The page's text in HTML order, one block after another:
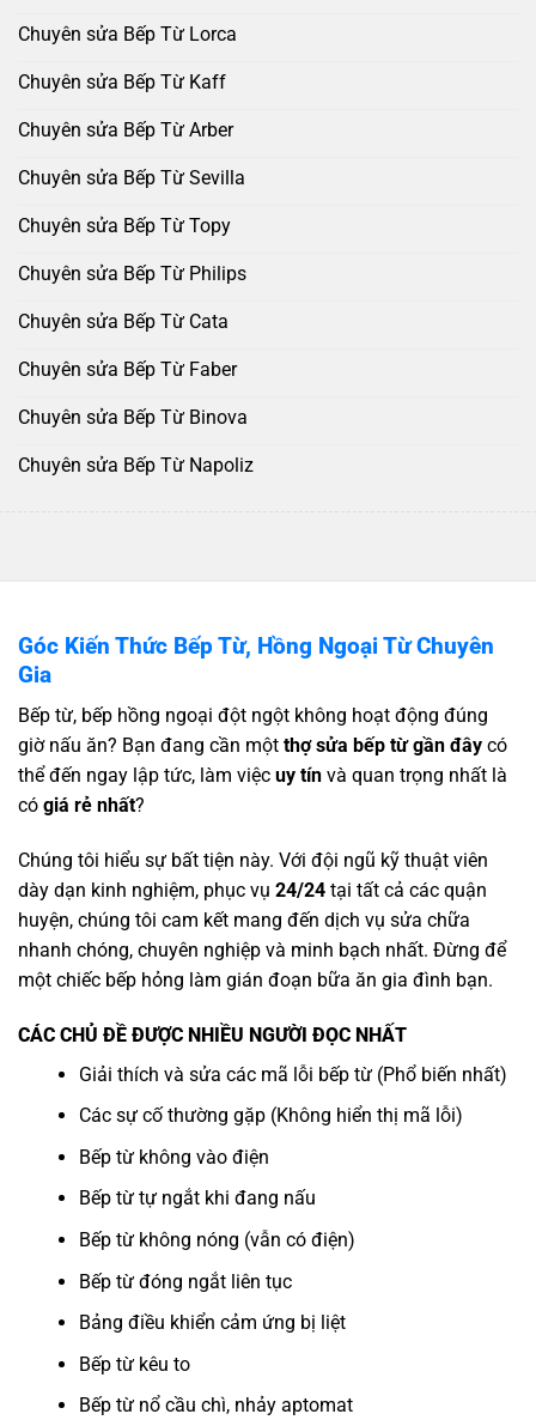
Chuyên sửa Bếp Từ Lorca
Chuyên sửa Bếp Từ Kaff
Chuyên sửa Bếp Từ Arber
Chuyên sửa Bếp Từ Sevilla
Chuyên sửa Bếp Từ Topy
Chuyên sửa Bếp Từ Philips
Chuyên sửa Bếp Từ Cata
Chuyên sửa Bếp Từ Faber
Chuyên sửa Bếp Từ Binova
Chuyên sửa Bếp Từ Napoliz
Góc Kiến Thức Bếp Từ, Hồng Ngoại Từ Chuyên
Gia
Bếp từ, bếp hồng ngoại đột ngột không hoạt động đúng
giờ nấu ăn? Bạn đang cần một thợ sửa bếp từ gần đây có
thể đến ngay lập tức, làm việc uy tín và quan trọng nhất là
có giá rẻ nhất?
Chúng tôi hiểu sự bất tiện này. Với đội ngũ kỹ thuật viên
dày dạn kinh nghiệm, phục vụ 24/24 tại tất cả các quận
huyện, chúng tôi cam kết mang đến dịch vụ sửa chữa
nhanh chóng, chuyên nghiệp và minh bạch nhất. Đừng để
một chiếc bếp hỏng làm gián đoạn bữa ăn gia đình bạn.
CÁC CHỦ ĐỀ ĐƯỢC NHIỀU NGƯỜI ĐỌC NHẤT
Giải thích và sửa các mã lỗi bếp từ (Phổ biến nhất)
Các sự cố thường gặp (Không hiển thị mã lỗi)
Bếp từ không vào điện
Bếp từ tự ngắt khi đang nấu
Bếp từ không nóng (vẫn có điện)
Bếp từ đóng ngắt liên tục
Bảng điều khiển cảm ứng bị liệt
Bếp từ kêu to
Bếp từ nổ cầu chì, nhảy aptomat